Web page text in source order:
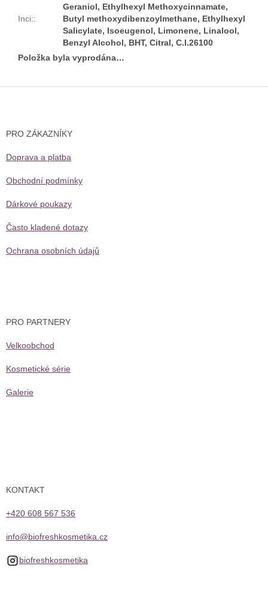
Inci::
Geraniol, Ethylhexyl Methoxycinnamate,
Butyl methoxydibenzoylmethane, Ethylhexyl
Salicylate, Isoeugenol, Limonene, Linalool,
Benzyl Alcohol, BHT, Citral, C.I.26100
Položka byla vyprodána…
Z
PRO ZÁKAZNÍKY
Doprava a platba
Obchodní podmínky
Dárkové poukazy
Často kladené dotazy
Ochrana osobních údajů
PRO PARTNERY
Velkoobchod
Kosmetické série
Galerie
KONTAKT
+420 608 567 536
info@biofreshkosmetika.cz
biofreshkosmetika